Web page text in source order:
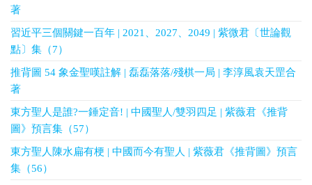
著
習近平三個關鍵一百年 | 2021、2027、2049 | 紫微君〔世論觀
點〕集（7）
推背圖 54 象金聖嘆註解 | 磊磊落落/殘棋一局 | 李淳風袁天罡合
著
東方聖人是誰?一錘定音! | 中國聖人/雙羽四足 | 紫薇君《推背
圖》預言集（57）
東方聖人陳水扁有梗 | 中國而今有聖人 | 紫薇君《推背圖》預言
集（56）